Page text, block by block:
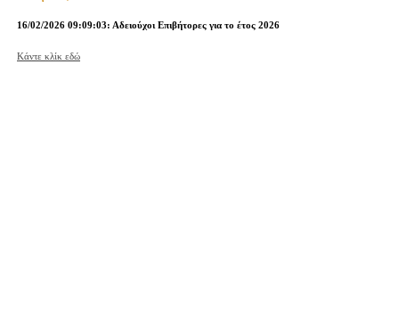
16/02/2026 09:09:03: Αδειούχοι Επιβήτορες για το έτος 2026
Κάντε κλίκ εδώ